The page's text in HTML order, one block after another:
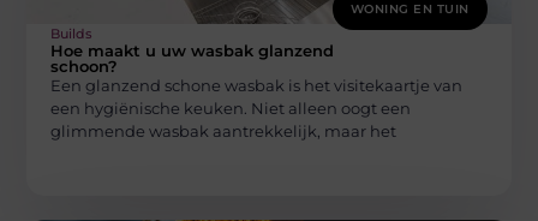
WONING EN TUIN
Builds
Hoe maakt u uw wasbak glanzend
schoon?
Een glanzend schone wasbak is het visitekaartje van
een hygiënische keuken. Niet alleen oogt een
glimmende wasbak aantrekkelijk, maar het